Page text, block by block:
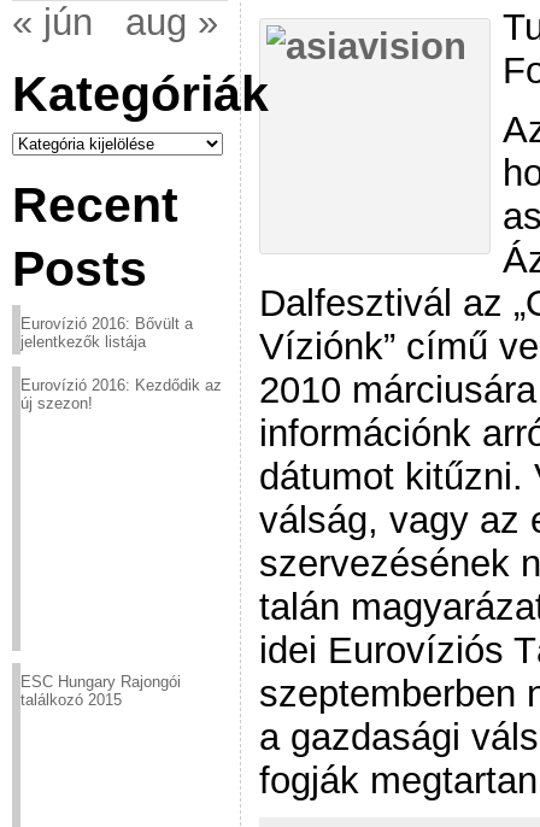
« jún aug »
Kategóriák
Kategóriák
Recent
Posts
Eurovízió 2016: Bővült a
jelentkezők listája
Eurovízió 2016: Kezdődik az
új szezon!
ESC Hungary Rajongói
találkozó 2015
Dalfesztivál az
Víziónk” című
2010
információnk
dátumot kitűzni.
válság, vagy az
szervezésének
talán
idei Eurovíziós
szeptemberben
a gazdasági
fogják